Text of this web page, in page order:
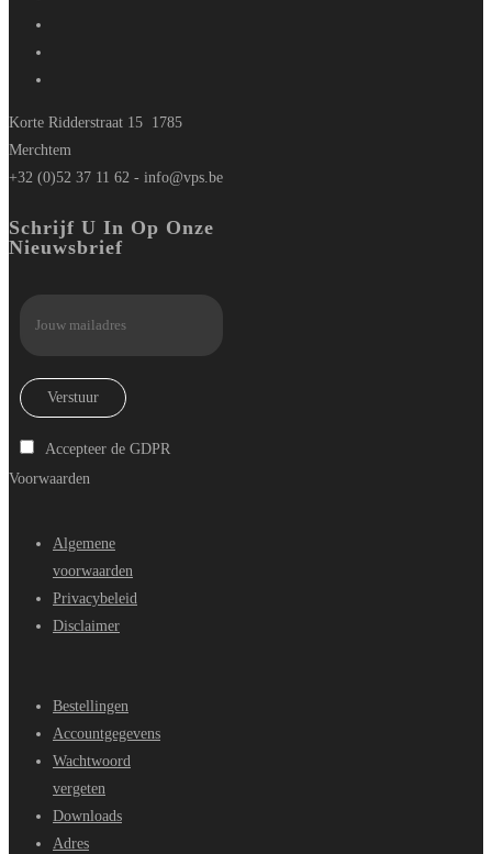
Korte Ridderstraat 15 1785
Merchtem
+32 (0)52 37 11 62 - info@vps.be
Schrijf U In Op Onze
Nieuwsbrief
Verstuur
Accepteer de GDPR
Voorwaarden
Algemene
voorwaarden
Privacybeleid
Disclaimer
Bestellingen
Accountgegevens
Wachtwoord
vergeten
Downloads
Adres